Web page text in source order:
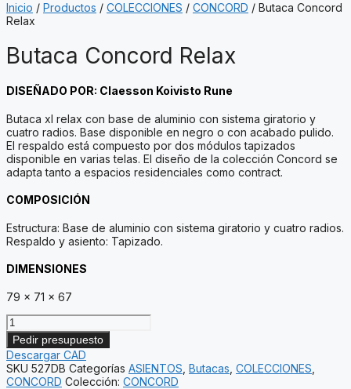
Inicio / Productos / COLECCIONES / CONCORD / Butaca Concord
Relax
Butaca Concord Relax
DISEÑADO POR: Claesson Koivisto Rune
Butaca xl relax con base de aluminio con sistema giratorio y
cuatro radios. Base disponible en negro o con acabado pulido.
El respaldo está compuesto por dos módulos tapizados
disponible en varias telas. El diseño de la colección Concord se
adapta tanto a espacios residenciales como contract.
COMPOSICIÓN
Estructura: Base de aluminio con sistema giratorio y cuatro radios.
Respaldo y asiento: Tapizado.
DIMENSIONES
79 x 71 x 67
Butaca
Concord
Relax
cantidad
Pedir presupuesto
Descargar CAD
SKU 527DB Categorías ASIENTOS Butacas COLECCIONES
CONCORD Colección: CONCORD